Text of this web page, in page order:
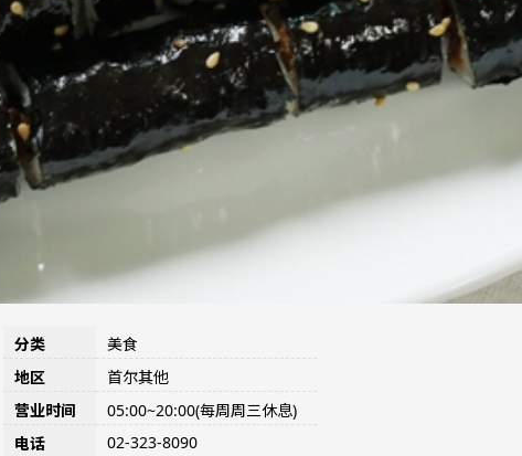
分类
美食
地区
首尔其他
营业时间
05:00~20:00(每周周三休息)
电话
02-323-8090